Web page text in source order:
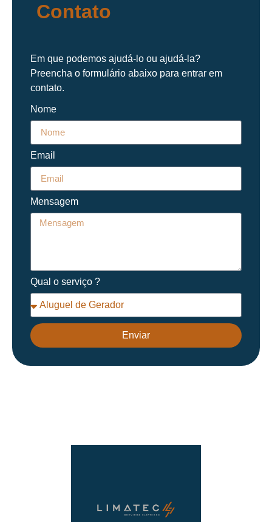
Contato
Em que podemos ajudá-lo ou ajudá-la?
Preencha o formulário abaixo para entrar em
contato.
Nome
Email
Mensagem
Qual o serviço ?
Enviar